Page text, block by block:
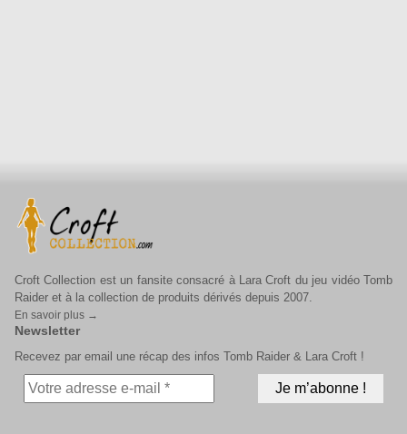
Croft Collection est un fansite consacré à Lara Croft du jeu vidéo Tomb
Raider et à la collection de produits dérivés depuis 2007.
En savoir plus →
Newsletter
Recevez par email une récap des infos Tomb Raider & Lara Croft !